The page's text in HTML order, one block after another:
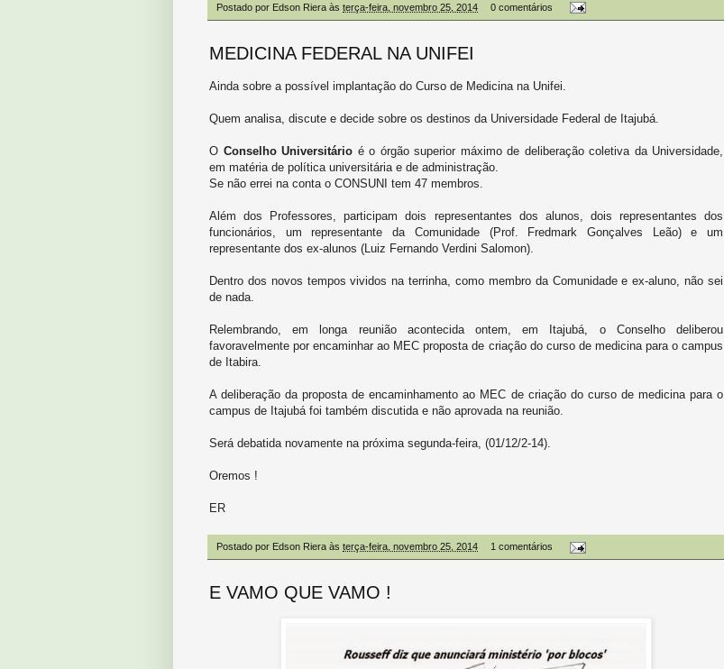
Postado por Edson Riera às terça-feira, novembro 25, 2014 0 comentários
MEDICINA FEDERAL NA UNIFEI
Ainda sobre a possível implantação do Curso de Medicina na Unifei.
Quem analisa, discute e decide sobre os destinos da Universidade Federal de Itajubá.
O Conselho Universitário é o órgão superior máximo de deliberação coletiva da Universidade,
em matéria de política universitária e de administração.
Se não errei na conta o CONSUNI tem 47 membros.
Além dos Professores, participam dois representantes dos alunos, dois representantes dos
funcionários, um representante da Comunidade (Prof. Fredmark Gonçalves Leão) e um
representante dos ex-alunos (Luiz Fernando Verdini Salomon).
Dentro dos novos tempos vividos na terrinha, como membro da Comunidade e ex-aluno, não sei
de nada.
Relembrando, em longa reunião acontecida ontem, em Itajubá, o Conselho deliberou
favoravelmente por encaminhar ao MEC proposta de criação do curso de medicina para o campus
de Itabira.
A deliberação da proposta de encaminhamento ao MEC de criação do curso de medicina para o
campus de Itajubá foi também discutida e não aprovada na reunião.
Será debatida novamente na próxima segunda-feira, (01/12/2-14).
Oremos !
ER
Postado por Edson Riera às terça-feira, novembro 25, 2014 1 comentários
E VAMO QUE VAMO !